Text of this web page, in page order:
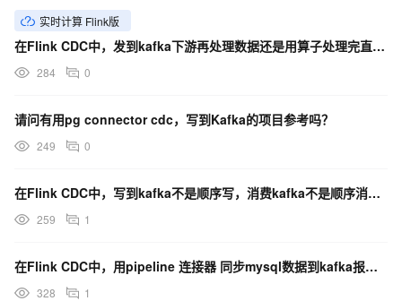
实时计算 Flink版
在Flink CDC中，发到kafka下游再处理数据还是用算子处理完直接写到目标库里面？
284 0
请问有用pg connector cdc，写到Kafka的项目参考吗？
249 0
在Flink CDC中，写到kafka不是顺序写，消费kafka不是顺序消费吗？
259 1
在Flink CDC中，用pipeline 连接器 同步mysql数据到kafka报错了，缺少什么？
328 1